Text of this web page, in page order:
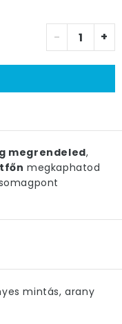
- +
megrendeled,
megkaphatod
mintás, arany